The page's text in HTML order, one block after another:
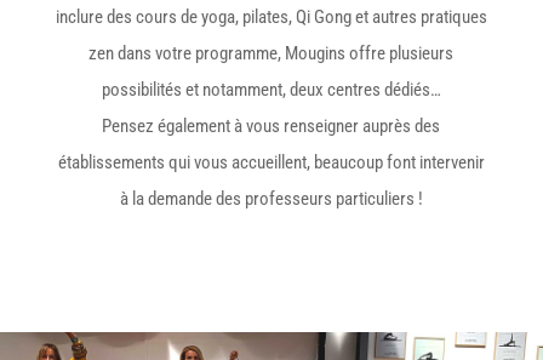
inclure des cours de yoga, pilates, Qi Gong et autres pratiques
zen dans votre programme, Mougins offre plusieurs
possibilités et notamment, deux centres dédiés…
Pensez également à vous renseigner auprès des
établissements qui vous accueillent, beaucoup font intervenir
à la demande des professeurs particuliers !